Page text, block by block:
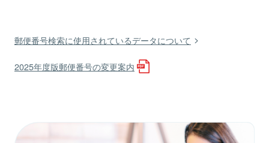
郵便番号検索に使用されているデータについて
2025年度版郵便番号の変更案内